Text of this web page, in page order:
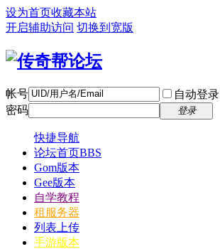
设为首页收藏本站
开启辅助访问 切换到宽版
帐号 自动登录
密码
登录
快捷导航
论坛首页BBS
Gom版本
Gee版本
自学教程
租服务器
列表上传
手游版本